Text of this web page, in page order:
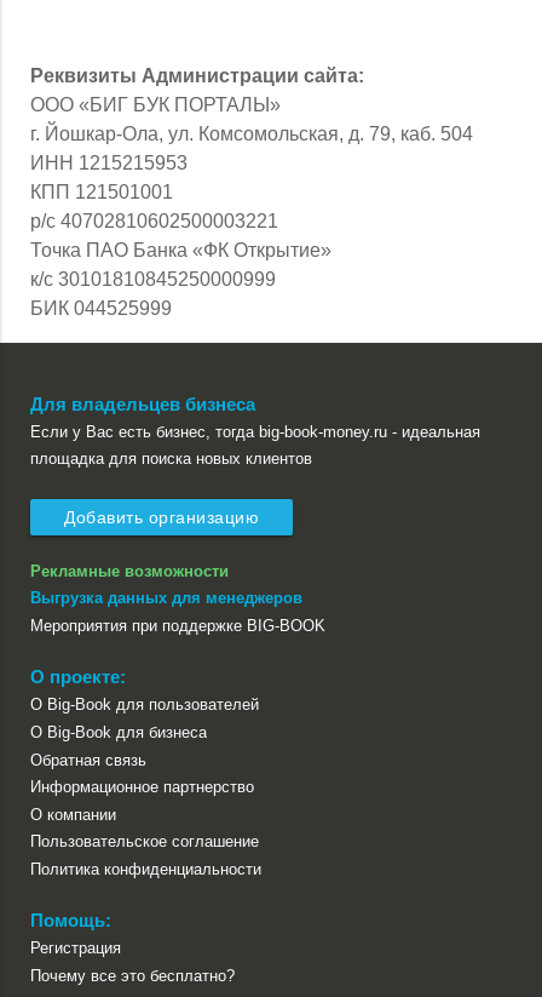
Реквизиты Администрации сайта:
ООО «БИГ БУК ПОРТАЛЫ»
г. Йошкар-Ола, ул. Комсомольская, д. 79, каб. 504
ИНН 1215215953
КПП 121501001
р/с 40702810602500003221
Точка ПАО Банка «ФК Открытие»
к/с 30101810845250000999
БИК 044525999
Для владельцев бизнеса
Если у Вас есть бизнес, тогда big-book-money.ru - идеальная
площадка для поиска новых клиентов
Добавить организацию
Рекламные возможности
Выгрузка данных для менеджеров
Мероприятия при поддержке BIG-BOOK
О проекте:
О Big-Book для пользователей
О Big-Book для бизнеса
Обратная связь
Информационное партнерство
О компании
Пользовательское соглашение
Политика конфиденциальности
Помощь:
Регистрация
Почему все это бесплатно?